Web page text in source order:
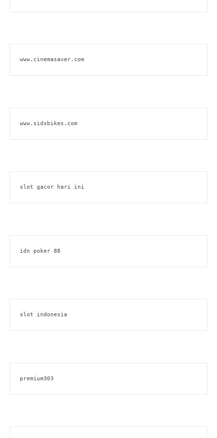
www.cinemasaver.com
www.sidsbikes.com
slot gacor hari ini
idn poker 88
slot indonesia
premium303